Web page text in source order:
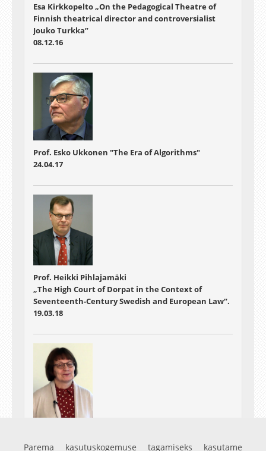
Esa Kirkkopelto „On the Pedagogical Theatre of
Finnish theatrical director and controversialist
Jouko Turkka”
08.12.16
Prof. Esko Ukkonen "The Era of Algorithms"
24.04.17
Prof. Heikki Pihlajamäki
„The High Court of Dorpat in the Context of
Seventeenth-Century Swedish and European Law“.
19.03.18
Promoting Career Awareness"
Parema kasutuskogemuse tagamiseks kasutame